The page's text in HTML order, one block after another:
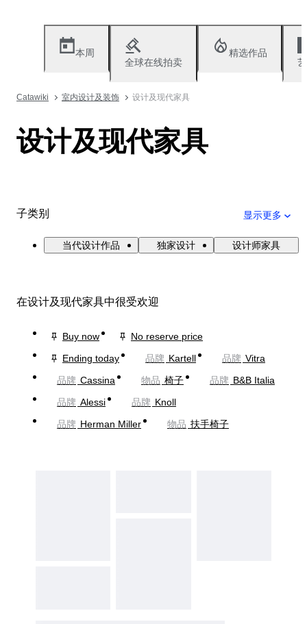
本周
全球在线拍卖
精选作品
Catawiki 室内设计及装饰 设计及现代家具
设计及现代家具
子类别 显示更多
当代设计作品 独家设计 设计师家具
在设计及现代家具中很受欢迎
Buy now
No reserve price
Ending today
品牌 Kartell 品牌 Vitra
品牌 Cassina 物品 椅子 品牌 B&B Italia
品牌 Alessi 品牌 Knoll
品牌 Herman Miller 物品 扶手椅子